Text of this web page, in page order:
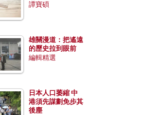
譚寶碩
雄關漫道：把遙遠
的歷史拉到眼前
編輯精選
日本人口萎縮 中
港須先謀劃免步其
後塵